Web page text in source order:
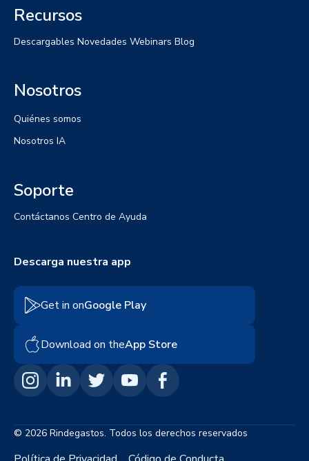
Recursos
Descargables Novedades Webinars Blog
Nosotros
Quiénes somos
Nosotros IA
Soporte
Contáctanos Centro de Ayuda
© 2026 Rindegastos. Todos los derechos reservados
Descarga nuestra app
Get in onGoogle Play
Download on theApp Store